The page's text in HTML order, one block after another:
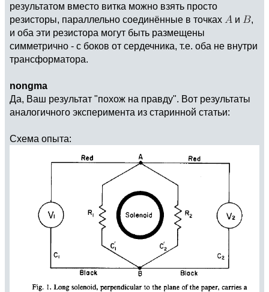
результатом вместо витка можно взять просто
резисторы, параллельно соединённые в точках
и
,
и оба эти резистора могут быть размещены
симметрично - с боков от сердечника, т.е. оба не внутри
трансформатора.
nongma
Да, Ваш результат "похож на правду". Вот результаты
аналогичного эксперимента из старинной статьи:
Схема опыта: